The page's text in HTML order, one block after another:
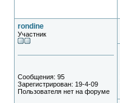
rondine
Участник
Сообщения: 95
Зарегистрирован: 19-4-09
Пользователя нет на форуме